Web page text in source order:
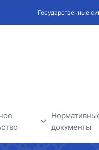
Государственные
документы